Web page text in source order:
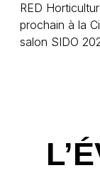
RED
prochain à la
salon SIDO